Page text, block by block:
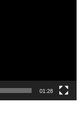
01:28